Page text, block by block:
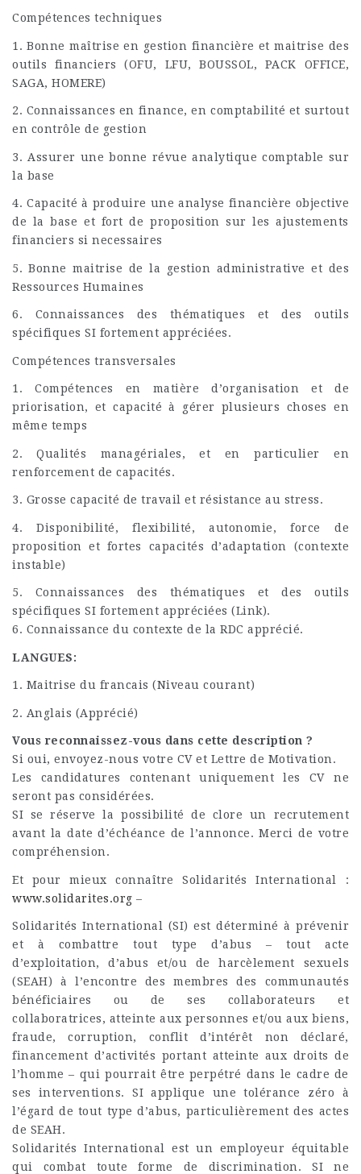
Compétences techniques
1. Bonne maîtrise en gestion financière et maitrise des
outils financiers (OFU, LFU, BOUSSOL, PACK OFFICE,
SAGA, HOMERE)
2. Connaissances en finance, en comptabilité et surtout
en contrôle de gestion
3. Assurer une bonne révue analytique comptable sur
la base
4. Capacité à produire une analyse financière objective
de la base et fort de proposition sur les ajustements
financiers si necessaires
5. Bonne maitrise de la gestion administrative et des
Ressources Humaines
6. Connaissances des thématiques et des outils
spécifiques SI fortement appréciées.
Compétences transversales
1. Compétences en matière d’organisation et de
priorisation, et capacité à gérer plusieurs choses en
même temps
2. Qualités managériales, et en particulier en
renforcement de capacités.
3. Grosse capacité de travail et résistance au stress.
4. Disponibilité, flexibilité, autonomie, force de
proposition et fortes capacités d’adaptation (contexte
instable)
5. Connaissances des thématiques et des outils
spécifiques SI fortement appréciées (Link).
6. Connaissance du contexte de la RDC apprécié.
LANGUES:
1. Maitrise du francais (Niveau courant)
2. Anglais (Apprécié)
Vous reconnaissez-vous dans cette description ?
Si oui, envoyez-nous votre CV et Lettre de Motivation.
Les candidatures contenant uniquement les CV ne
seront pas considérées.
SI se réserve la possibilité de clore un recrutement
avant la date d’échéance de l’annonce. Merci de votre
compréhension.
Et pour mieux connaître Solidarités International :
www.solidarites.org –
Solidarités International (SI) est déterminé à prévenir
et à combattre tout type d’abus – tout acte
d’exploitation, d’abus et/ou de harcèlement sexuels
(SEAH) à l’encontre des membres des communautés
bénéficiaires ou de ses collaborateurs et
collaboratrices, atteinte aux personnes et/ou aux biens,
fraude, corruption, conflit d’intérêt non déclaré,
financement d’activités portant atteinte aux droits de
l’homme – qui pourrait être perpétré dans le cadre de
ses interventions. SI applique une tolérance zéro à
l’égard de tout type d’abus, particulièrement des actes
de SEAH.
Solidarités International est un employeur équitable
qui combat toute forme de discrimination. SI ne